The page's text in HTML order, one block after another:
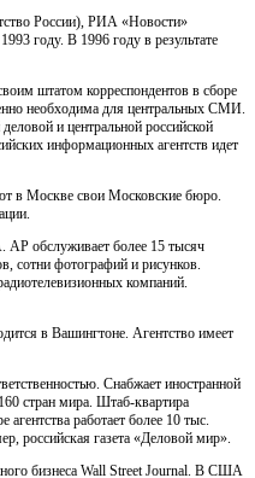
России), РИА «Новости»
году. В 1996 году в результате
штатом корреспондентов в сборе
необходима для центральных СМИ.
и центральной российской
информационных агентств идет
в Москве свои Московские бюро.
обслуживает более 15 тысяч
сотни фотографий и рисунков.
компаний.
в Вашингтоне. Агентство имеет
Снабжает иностранной
стран мира. Штаб-квартира
работает более 10 тыс.
российская газета «Деловой мир».
бизнеса Wall Street Journal. В США